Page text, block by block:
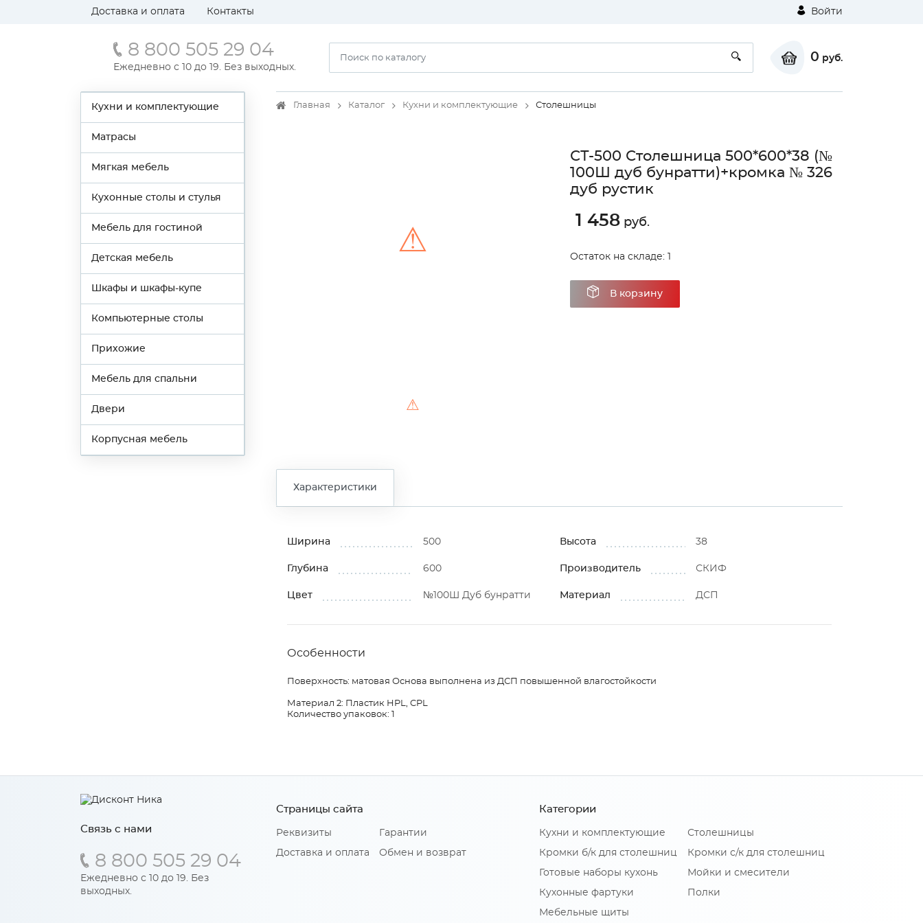
Доставка и оплата Контакты Войти
8 800 505 29 04
Ежедневно с 10 до 19. Без выходных.
0 руб.
Кухни и комплектующие
Матрасы
Мягкая мебель
Кухонные столы и стулья
Мебель для гостиной
Детская мебель
Шкафы и шкафы-купе
Компьютерные столы
Прихожие
Мебель для спальни
Двери
Корпусная мебель
Главная Каталог Кухни и комплектующие Столешницы
⚠
⚠
СТ-500 Столешница 500*600*38 (№
100Ш дуб бунратти)+кромка № 326
дуб рустик
1 458руб.
Остаток на складе: 1
В корзину
Характеристики
Ширина 500 Высота 38
Глубина 600 Производитель СКИФ
Цвет №100Ш Дуб бунратти Материал ДСП
Особенности
Поверхность: матовая Основа выполнена из ДСП повышенной влагостойкости
Материал 2: Пластик HPL, CPL
Количество упаковок: 1
Связь с нами
8 800 505 29 04
Ежедневно с 10 до 19. Без
выходных.
Страницы сайта
Реквизиты
Доставка и оплата
Гарантии
Обмен и возврат
Категории
Кухни и комплектующие
Кромки б/к для столешниц
Готовые наборы кухонь
Кухонные фартуки
Мебельные щиты
Столешницы
Кромки с/к для столешниц
Мойки и смесители
Полки